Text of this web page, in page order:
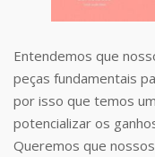
Entendemos que
peças fundamentais
por isso que temos
potencializar os
Queremos que